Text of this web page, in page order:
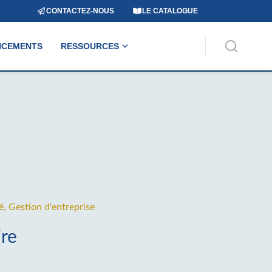
CONTACTEZ-NOUS LE CATALOGUE
RESSOURCES
, Gestion d'entreprise